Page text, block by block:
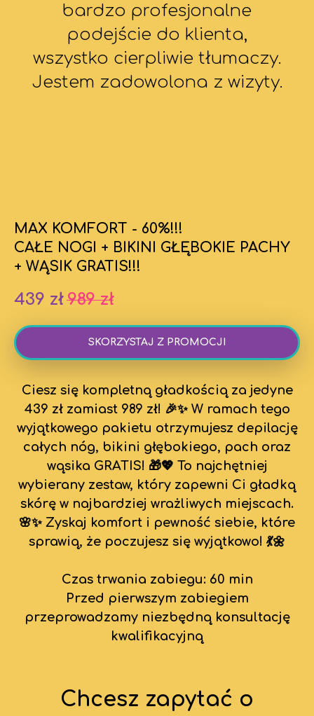
bardzo profesjonalne
podejście do klienta,
wszystko cierpliwie tłumaczy.
Jestem zadowolona z wizyty.
MAX KOMFORT - 60%!!!
CAŁE NOGI + BIKINI GŁĘBOKIE PACHY
+ WĄSIK GRATIS!!!
439 zł989 zł
SKORZYSTAJ Z PROMOCJI
Ciesz się kompletną gładkością za jedyne
439 zł zamiast 989 zł! 🎉✨ W ramach tego
wyjątkowego pakietu otrzymujesz depilację
całych nóg, bikini głębokiego, pach oraz
wąsika GRATIS! 🎁💖 To najchętniej
wybierany zestaw, który zapewni Ci gładką
skórę w najbardziej wrażliwych miejscach.
🌸✨ Zyskaj komfort i pewność siebie, które
sprawią, że poczujesz się wyjątkowo! 💃🌼
Czas trwania zabiegu: 60 min
Przed pierwszym zabiegiem
przeprowadzamy niezbędną konsultację
kwalifikacyjną
Chcesz zapytać o